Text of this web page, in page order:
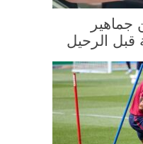
جماهير
قبل الرحيل